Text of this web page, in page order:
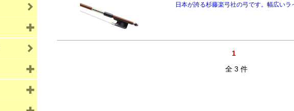
日本が誇る杉藤楽弓社の弓です。幅広いラ
1
全 3 件